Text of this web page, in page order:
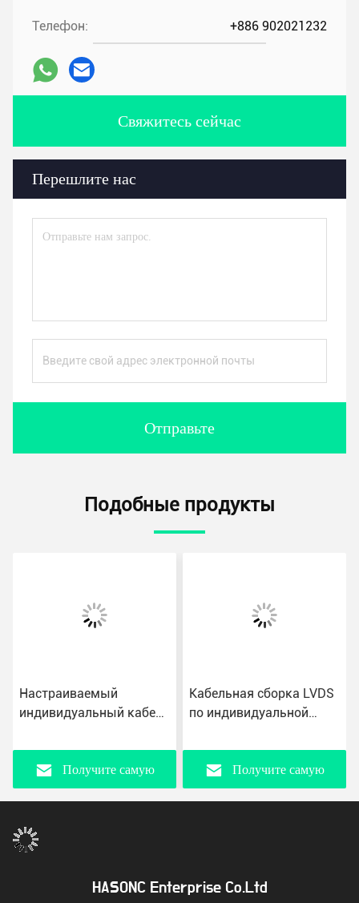
Телефон: +886 902021232
Свяжитесь сейчас
Перешлите нас
Отправьте
Подобные продукты
Настраиваемый
индивидуальный кабель
булав и свойствами
медного проводника
Получите самую
Кабельная сборка LVDS
по индивидуальной
Copper Conductor Cable
AWG для
индивидуальных
Получите самую
HASONC Enterprise Co.Ltd